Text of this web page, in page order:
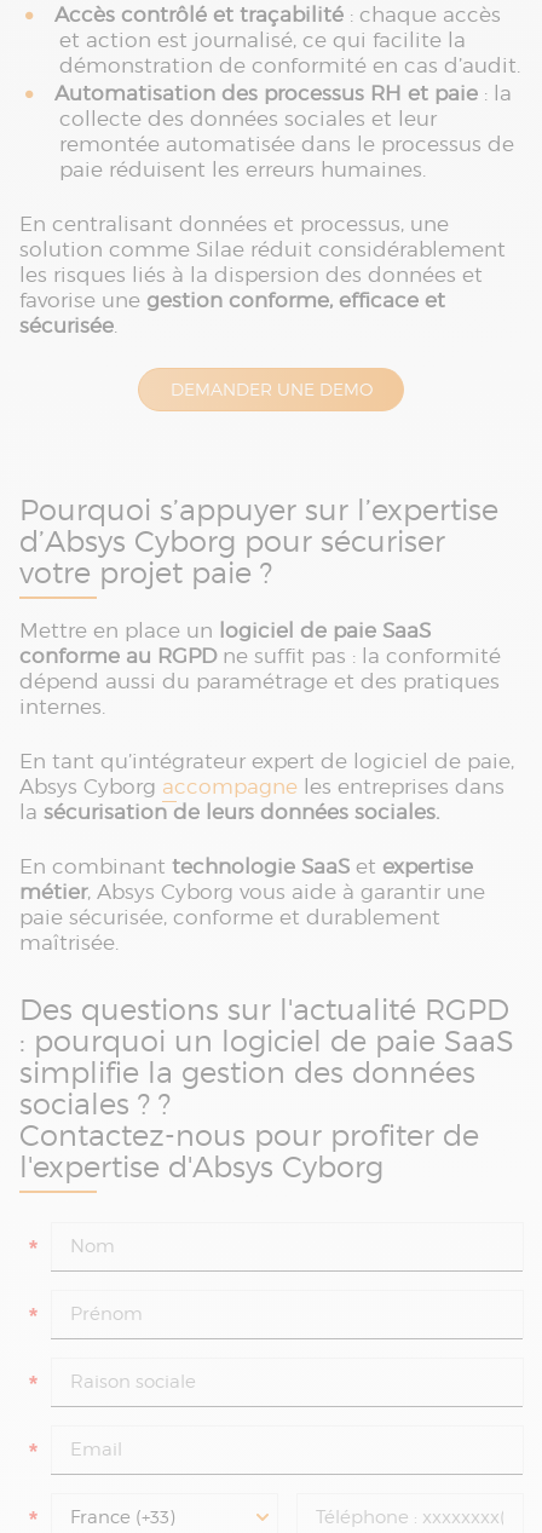
Accès contrôlé et traçabilité : chaque accès
et action est journalisé, ce qui facilite la
démonstration de conformité en cas d’audit.
Automatisation des processus RH et paie : la
collecte des données sociales et leur
remontée automatisée dans le processus de
paie réduisent les erreurs humaines.
En centralisant données et processus, une
solution comme Silae réduit considérablement
les risques liés à la dispersion des données et
favorise une gestion conforme, efficace et
sécurisée.
DEMANDER UNE DEMO
Pourquoi s’appuyer sur l’expertise
d’Absys Cyborg pour sécuriser
votre projet paie ?
Mettre en place un logiciel de paie SaaS
conforme au RGPDne suffit pas : la conformité
dépend aussi du paramétrage et des pratiques
internes.
En tant qu’intégrateur expert de logiciel de paie,
Absys Cyborg accompagne les entreprises dans
la sécurisation de leurs données sociales.
En combinant technologie SaaS et expertise
métier, Absys Cyborg vous aide à garantir une
paie sécurisée, conforme et durablement
maîtrisée.
Des questions sur l'actualité RGPD
: pourquoi un logiciel de paie SaaS
simplifie la gestion des données
sociales ? ?
Contactez-nous pour profiter de
l'expertise d'Absys Cyborg
*
*
*
*
*